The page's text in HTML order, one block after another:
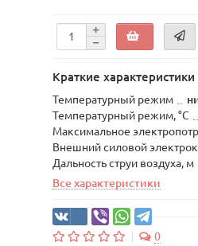
Краткие характеристики
Температурный режим
Температурный режим, °C
Maксимальное
Внешний силовой
Дальность струи воздуха, м
Все характеристики
0